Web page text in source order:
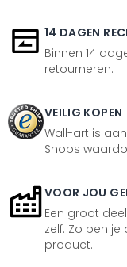
14 DAGEN
Binnen 14
retourneren.
VEILIG KOPEN
Wall-art is
Shops
VOOR JOU
Een groot
zelf. Zo ben
product.